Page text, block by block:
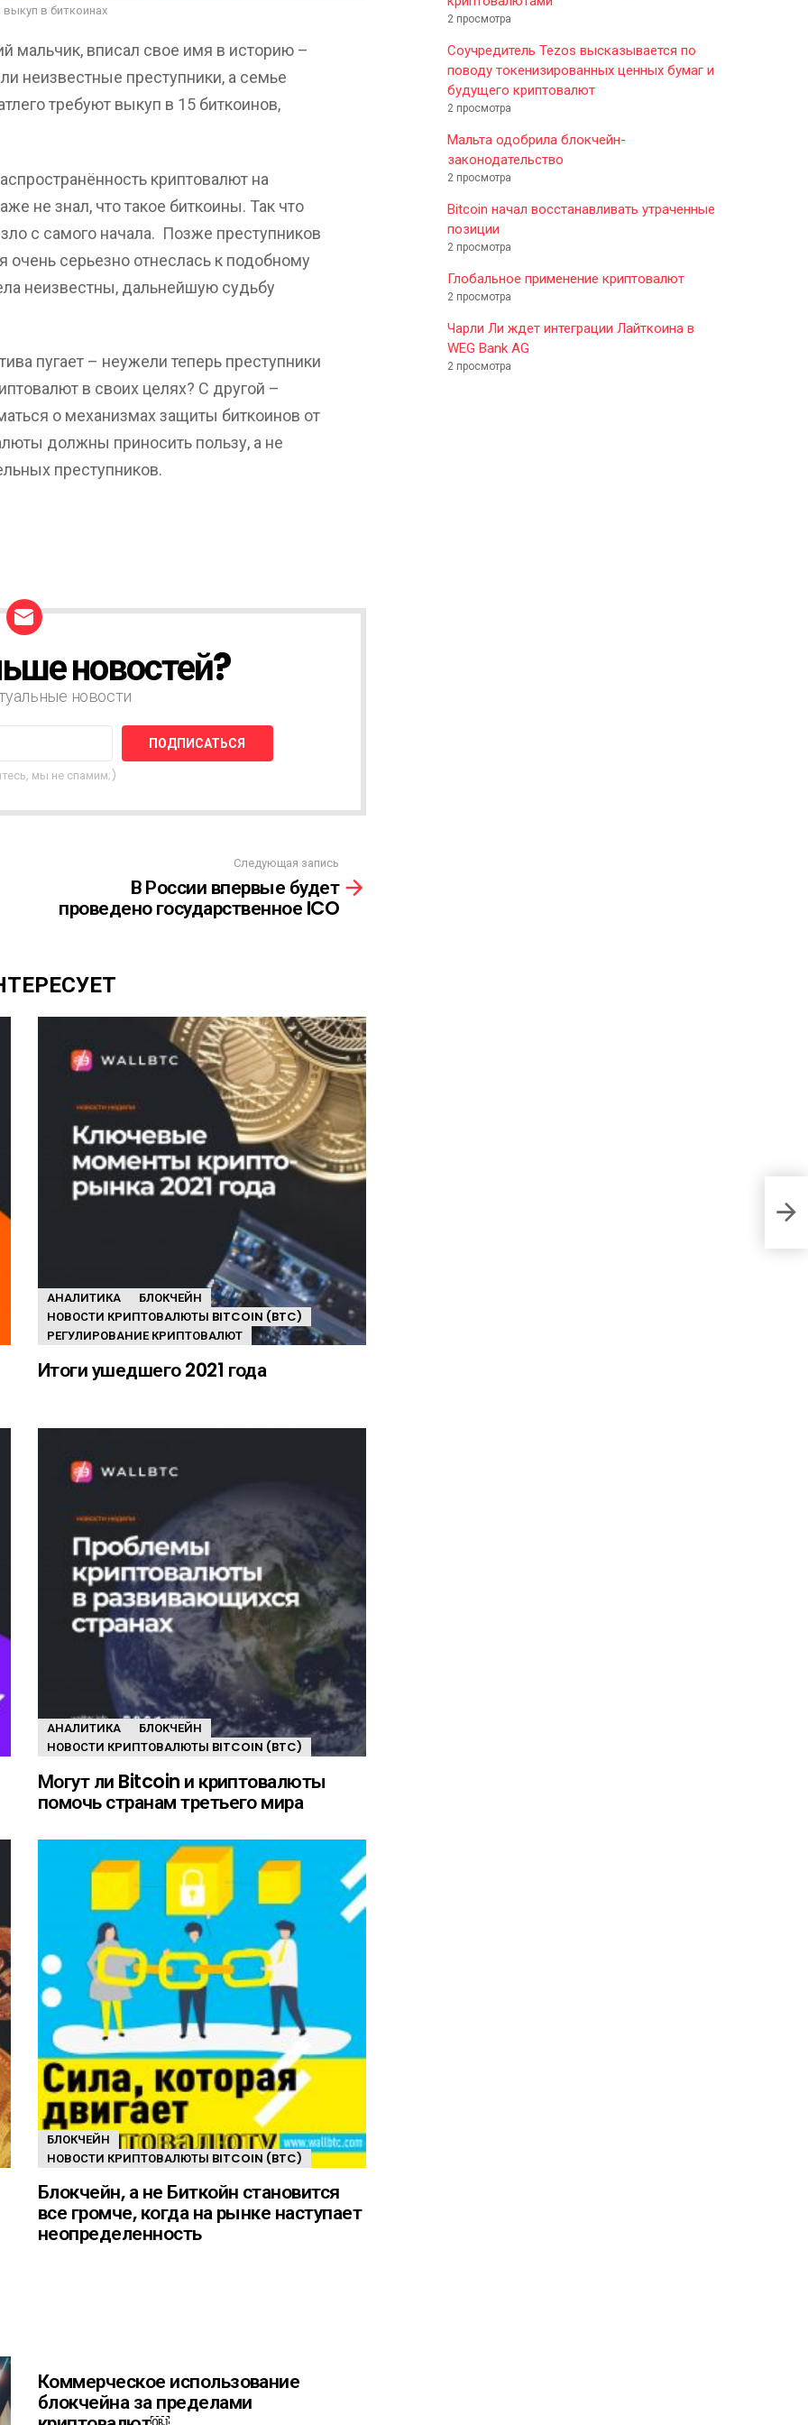
в биткоинах
мальчик, вписал свое имя в историю –
неизвестные преступники, а семье
требуют выкуп в 15 биткоинов,
криптовалют на
не знал, что такое биткоины. Так что
с самого начала. Позже преступников
очень серьезно отнеслась к подобному
неизвестны, дальнейшую судьбу
пугает – неужели теперь преступники
в своих целях? С другой –
о механизмах защиты биткоинов от
должны приносить пользу, а не
преступников.
новостей?
новости
мы не спамим;)
Следующая запись
В России впервые будет
проведено государственное ICO
АНАЛИТИКА
БЛОКЧЕЙН
НОВОСТИ КРИПТОВАЛЮТЫ BITCOIN (BTC)
РЕГУЛИРОВАНИЕ КРИПТОВАЛЮТ
Итоги ушедшего 2021 года
АНАЛИТИКА
БЛОКЧЕЙН
НОВОСТИ КРИПТОВАЛЮТЫ BITCOIN (BTC)
Могут ли Bitcoin и криптовалюты
помочь странам третьего мира
БЛОКЧЕЙН
НОВОСТИ КРИПТОВАЛЮТЫ BITCOIN (BTC)
Блокчейн, а не Биткойн становится
все громче, когда на рынке наступает
неопределенность
Коммерческое использование
блокчейна за пределами
2 просмотра
Соучредитель Tezos высказывается по
поводу токенизированных ценных бумаг и
будущего криптовалют
2 просмотра
Мальта одобрила блокчейн-
законодательство
2 просмотра
Bitcoin начал восстанавливать утраченные
позиции
2 просмотра
Глобальное применение криптовалют
2 просмотра
Чарли Ли ждет интеграции Лайткоина в
WEG Bank AG
2 просмотра